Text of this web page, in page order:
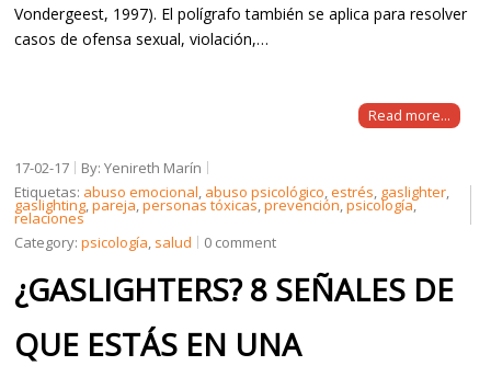
Vondergeest, 1997). El polígrafo también se aplica para resolver
casos de ofensa sexual, violación,…
Read more...
17-02-17
By: Yenireth Marín
Etiquetas: abuso emocional abuso psicológico ,estrés gaslighter
gaslighting ,pareja ,personas tóxicas ,prevención ,psicología,
relaciones
Category:psicología salud 0 comment
¿GASLIGHTERS? 8 SEÑALES DE
QUE ESTÁS EN UNA